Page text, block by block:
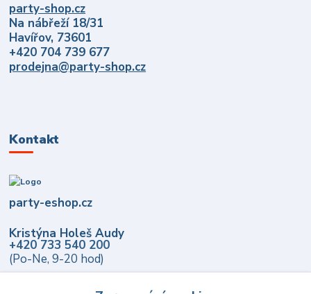
party-shop.cz
Na nábřeží 18/31
Havířov, 73601
+420 704 739 677
prodejna@party-shop.cz
Kontakt
party-eshop.cz
Kristýna Holeš Audy
+420 733 540 200
(Po-Ne, 9-20 hod)